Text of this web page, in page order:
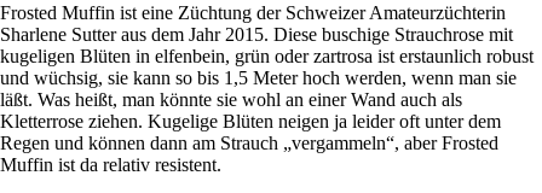
Frosted Muffin ist eine Züchtung der Schweizer Amateurzüchterin
Sharlene Sutter aus dem Jahr 2015. Diese buschige Strauchrose mit
kugeligen Blüten in elfenbein, grün oder zartrosa ist erstaunlich robust
und wüchsig, sie kann so bis 1,5 Meter hoch werden, wenn man sie
läßt. Was heißt, man könnte sie wohl an einer Wand auch als
Kletterrose ziehen. Kugelige Blüten neigen ja leider oft unter dem
Regen und können dann am Strauch „vergammeln“, aber Frosted
Muffin ist da relativ resistent.